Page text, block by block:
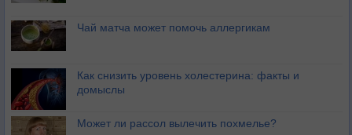
Чай матча может помочь аллергикам
Как снизить уровень холестерина: факты и
домыслы
Может ли рассол вылечить похмелье?